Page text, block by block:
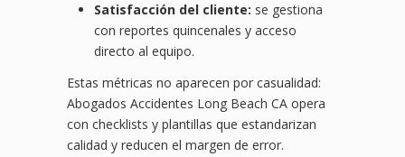
Satisfacción del cliente: se gestiona
con reportes quincenales y acceso
directo al equipo.
Estas métricas no aparecen por casualidad:
Abogados Accidentes Long Beach CA opera
con checklists y plantillas que estandarizan
calidad y reducen el margen de error.